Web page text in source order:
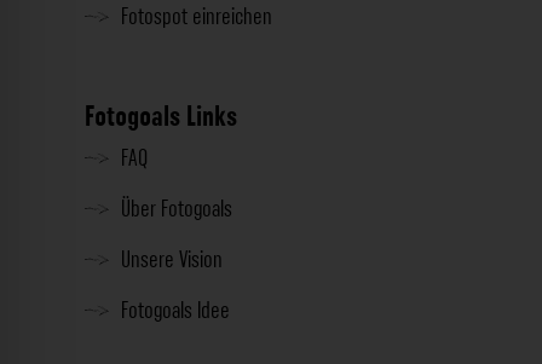
Fotospot einreichen
Fotogoals Links
FAQ
Über Fotogoals
Unsere Vision
Fotogoals Idee